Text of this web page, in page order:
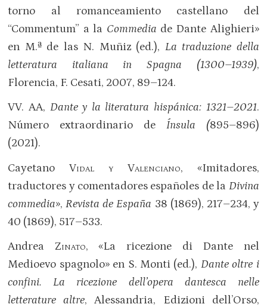
torno al romanceamiento castellano del
“Commentum” a la Commedia de Dante Alighieri»
en M.ª de las N. Muñiz (ed.), La traduzione della
letteratura italiana in Spagna (1300–1939),
Florencia, F. Cesati, 2007, 89–124.
VV. AA, Dante y la literatura hispánica: 1321–2021.
Número extraordinario de Ínsula (895–896)
(2021).
CayetanoVidal y Valenciano, «Imitadores,
traductores y comentadores españoles de la Divina
commedia»,Revista de España 38 (1869), 217–234, y
40 (1869), 517–533.
Andrea Zinato, «La ricezione di Dante nel
Medioevo spagnolo» en S. Monti (ed.), Dante oltre i
confini. La ricezione dell’opera dantesca nelle
letterature altre, Alessandria, Edizioni dell’Orso,